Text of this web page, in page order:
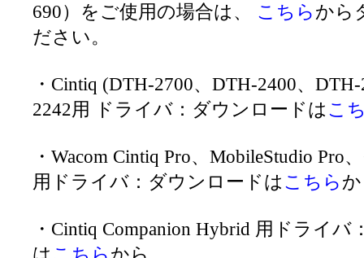
690）をご使用の場合は、 こちらから
ださい。
・Cintiq (DTH-2700、DTH-2400、
2242用 ドライバ：ダウンロードはこ
・Wacom Cintiq Pro、MobileStudio Pro
用ドライバ：ダウンロードはこちら
・Cintiq Companion Hybrid 用ドライ